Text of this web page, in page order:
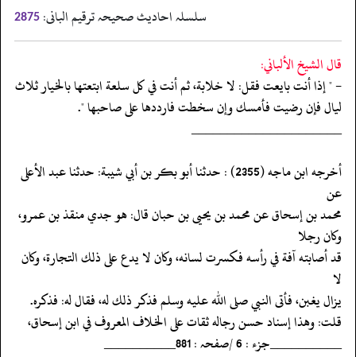
سلسلہ احادیث صحیحہ ترقیم البانی: 2875
قال الشيخ الألباني:
- " إذا أنت بايعت فقل: لا خلابة، ثم أنت في كل سلعة ابتعتها بالخيار ثلاث
ليال فإن رضيت فأمسك وإن سخطت فارددها على صاحبها ".
‏‏‏‏_____________________
‏‏‏‏أخرجه ابن ماجه (2355) : حدثنا أبو بكر بن أبي شيبة: حدثنا عبد الأعلى
عن
‏‏‏‏محمد بن إسحاق عن محمد بن يحيى بن حبان قال: هو جدي منقذ بن عمرو،
وكان رجلا
‏‏‏‏قد أصابته آفة في رأسه فكسرت لسانه، وكان لا يدع على ذلك التجارة، وكان
لا
‏‏‏‏يزال يغبن، فأتى النبي صلى الله عليه وسلم فذكر ذلك له، فقال له: فذكره.
‏‏‏‏قلت: وهذا إسناد حسن رجاله ثقات على الخلاف المعروف في ابن إسحاق،
‏‏‏‏__________جزء : 6 /صفحہ : 881__________